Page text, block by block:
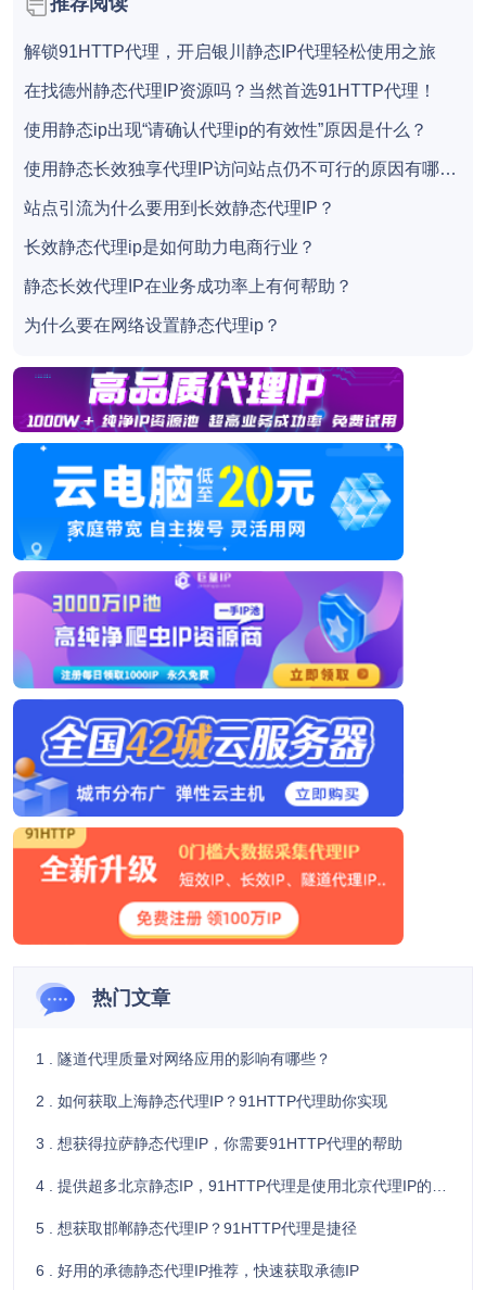
解锁91HTTP代理，开启银川静态IP代理轻松使用之旅
在找德州静态代理IP资源吗？当然首选91HTTP代理！
使用静态ip出现“请确认代理ip的有效性”原因是什么？
使用静态长效独享代理IP访问站点仍不可行的原因有哪些？
站点引流为什么要用到长效静态代理IP？
长效静态代理ip是如何助力电商行业？
静态长效代理IP在业务成功率上有何帮助？
为什么要在网络设置静态代理ip？
热门文章
1 . 隧道代理质量对网络应用的影响有哪些？
2 . 如何获取上海静态代理IP？91HTTP代理助你实现
3 . 想获得拉萨静态代理IP，你需要91HTTP代理的帮助
5 . 想获取邯郸静态代理IP？91HTTP代理是捷径
6 . 好用的承德静态代理IP推荐，快速获取承德IP